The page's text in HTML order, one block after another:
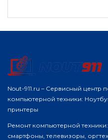
Nout-911.ru – Сервисный центр
компьютерной техники:
принтеры
Ремонт компьютерной
смартфоны, телевизоры,